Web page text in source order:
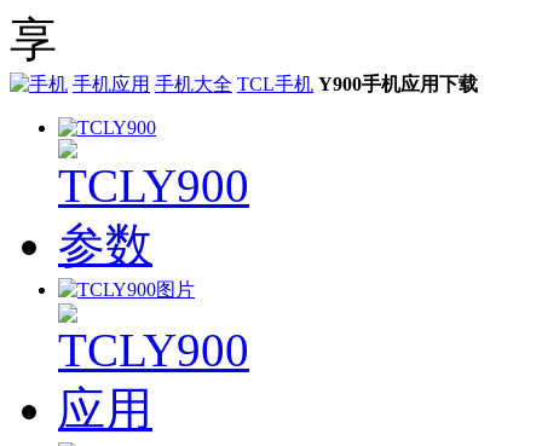
手机应用 手机大全 TCL手机 Y900手机应用下载